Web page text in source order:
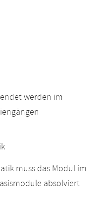
werden im
muss das Modul im
absolviert